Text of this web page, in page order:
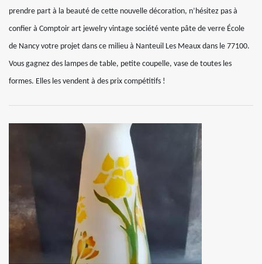
prendre part à la beauté de cette nouvelle décoration, n’hésitez pas à
confier à Comptoir art jewelry vintage société vente pâte de verre École
de Nancy votre projet dans ce milieu à Nanteuil Les Meaux dans le 77100.
Vous gagnez des lampes de table, petite coupelle, vase de toutes les
formes. Elles les vendent à des prix compétitifs !